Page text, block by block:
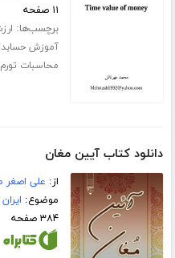
۱۱ صفحه
برچسب‌ها:
آموزش
محاسبات تورم
دانلود کتاب آیین مغان
از: علی اصغر
موضوع:
۳۸۴ صفحه